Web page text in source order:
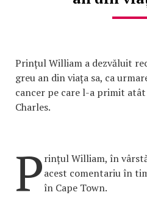
Prințul William a dezvăluit
greu an din viața sa, ca
cancer pe care l-a primit atât
Charles.
Prințul William, în
acest comentariu în
în Cape Town.